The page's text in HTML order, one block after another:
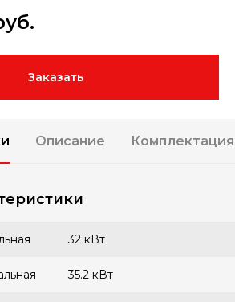
Заказать
Описание Комплектация
32 кВт
35.2 кВт